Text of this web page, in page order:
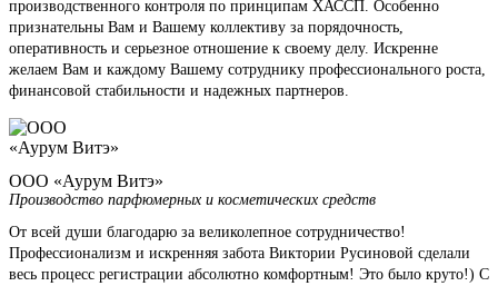
производственного контроля по принципам ХАССП. Особенно
признательны Вам и Вашему коллективу за порядочность,
оперативность и серьезное отношение к своему делу. Искренне
желаем Вам и каждому Вашему сотруднику профессионального роста,
финансовой стабильности и надежных партнеров.
ООО «Аурум Витэ»
Производство парфюмерных и косметических средств
От всей души благодарю за великолепное сотрудничество!
Профессионализм и искренняя забота Виктории Русиновой сделали
весь процесс регистрации абсолютно комфортным! Это было круто!) С